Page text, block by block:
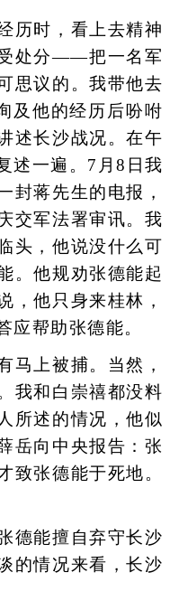
时，看上去精神
处分——把一名军
思议的。我带他去
及他的经历后吩咐
述长沙战况。在午
述一遍。7月8日我
封蒋先生的电报，
交军法署审讯。我
头，他说没什么可
。他规劝张德能起
，他只身来桂林，
应帮助张德能。
上被捕。当然，
我和白崇禧都没料
所述的情况，他似
岳向中央报告：张
致张德能于死地。
能擅自弃守长沙
的情况来看，长沙